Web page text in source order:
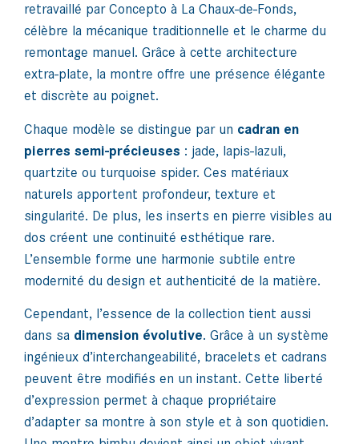
retravaillé par Concepto à La Chaux-de-Fonds,
célèbre la mécanique traditionnelle et le charme du
remontage manuel. Grâce à cette architecture
extra-plate, la montre offre une présence élégante
et discrète au poignet.
Chaque modèle se distingue par un cadran en
pierres semi-précieuses : jade, lapis-lazuli,
quartzite ou turquoise spider. Ces matériaux
naturels apportent profondeur, texture et
singularité. De plus, les inserts en pierre visibles au
dos créent une continuité esthétique rare.
L’ensemble forme une harmonie subtile entre
modernité du design et authenticité de la matière.
Cependant, l’essence de la collection tient aussi
dans sa dimension évolutive. Grâce à un système
ingénieux d’interchangeabilité, bracelets et cadrans
peuvent être modifiés en un instant. Cette liberté
d’expression permet à chaque propriétaire
d’adapter sa montre à son style et à son quotidien.